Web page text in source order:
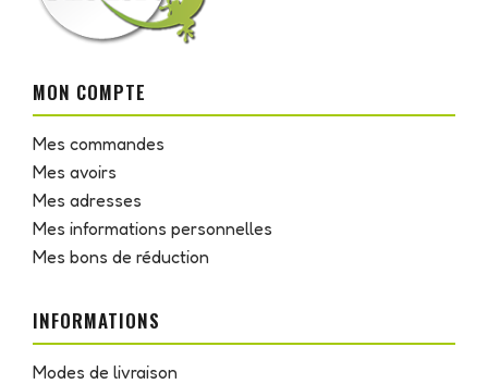
MON COMPTE
Mes commandes
Mes avoirs
Mes adresses
Mes informations personnelles
Mes bons de réduction
INFORMATIONS
Modes de livraison